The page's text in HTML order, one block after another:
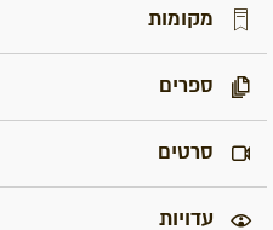
מקומות
ספרים
סרטים
עדויות